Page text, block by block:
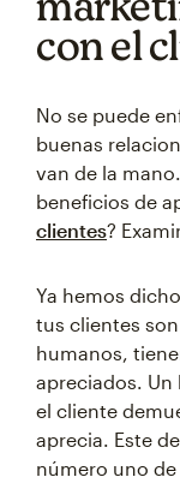
con el
No se puede
buenas
van de la
beneficios de
clientes?
Ya hemos
tus clientes
humanos,
apreciados.
el cliente
aprecia. Este
número uno